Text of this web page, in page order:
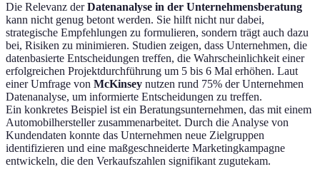
Die Relevanz derDatenanalyse in der Unternehmensberatung
kann nicht genug betont werden. Sie hilft nicht nur dabei,
strategische Empfehlungen zu formulieren, sondern trägt auch dazu
bei, Risiken zu minimieren. Studien zeigen, dass Unternehmen, die
datenbasierte Entscheidungen treffen, die Wahrscheinlichkeit einer
erfolgreichen Projektdurchführung um 5 bis 6 Mal erhöhen. Laut
einer Umfrage von McKinsey nutzen rund 75% der Unternehmen
Datenanalyse, um informierte Entscheidungen zu treffen.
Ein konkretes Beispiel ist ein Beratungsunternehmen, das mit einem
Automobilhersteller zusammenarbeitet. Durch die Analyse von
Kundendaten konnte das Unternehmen neue Zielgruppen
identifizieren und eine maßgeschneiderte Marketingkampagne
entwickeln, die den Verkaufszahlen signifikant zugutekam.